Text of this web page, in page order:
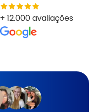
+ 12.000 avaliações